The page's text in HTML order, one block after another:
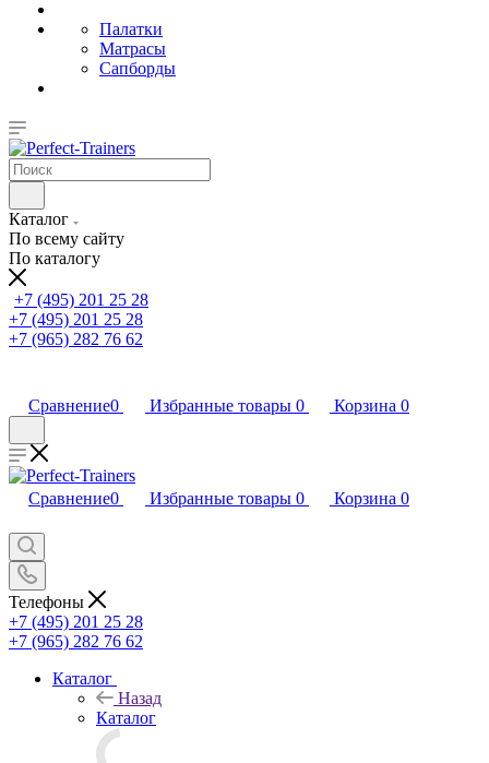
Палатки
Матрасы
Сапборды
Каталог
По всему сайту
По каталогу
+7 (495) 201 25 28
+7 (495) 201 25 28
+7 (965) 282 76 62
Сравнение0 Избранные товары 0 Корзина 0
Сравнение0 Избранные товары 0 Корзина 0
Телефоны
+7 (495) 201 25 28
+7 (965) 282 76 62
Каталог
Назад
Каталог